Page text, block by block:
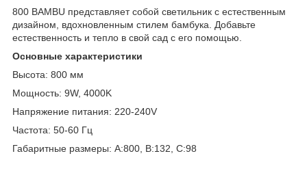
800 BAMBU представляет собой светильник с естественным
дизайном, вдохновленным стилем бамбука. Добавьте
естественность и тепло в свой сад с его помощью.
Основные характеристики
Высота: 800 мм
Мощность: 9W, 4000K
Напряжение питания: 220-240V
Частота: 50-60 Гц
Габаритные размеры: A:800, B:132, C:98